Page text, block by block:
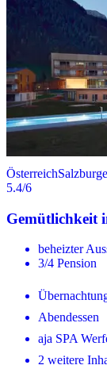
Österreich
5.4/6
Gemütlichkeit
beheizter
3/4 Pension
Abendessen
aja SPA
2 weitere